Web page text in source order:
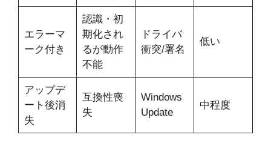
エラーマ
ーク付き
認識・初
期化され
るが動作
不能
ドライバ
衝突/署名
低い
アップデ
ート後消
失
互換性喪
失
Windows
Update
中程度